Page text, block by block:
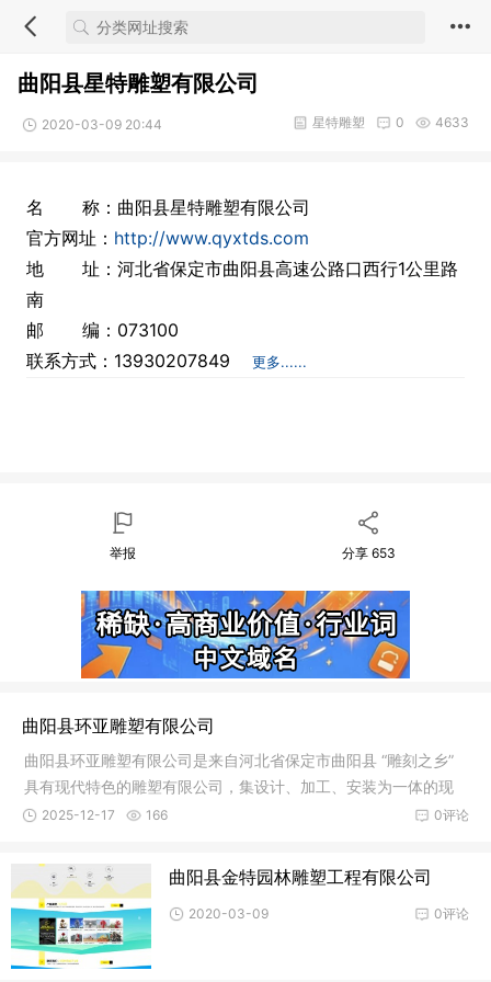
曲阳县星特雕塑有限公司
2020-03-09 20:44 4633
0
星特雕塑
名 称：曲阳县星特雕塑有限公司
官方网址： http://www.qyxtds.com
地 址：河北省保定市曲阳县高速公路口西行1公里路
南
邮 编：073100
联系方式：13930207849 更多......
举报 分享 653
曲阳县环亚雕塑有限公司
曲阳县环亚雕塑有限公司是来自河北省保定市曲阳县 “雕刻之乡”
具有现代特色的雕塑有限公司，集设计、加工、安装为一体的现
代石雕、不锈钢雕塑企业。
0评论
2025-12-17 166
曲阳县金特园林雕塑工程有限公司
0评论
2020-03-09